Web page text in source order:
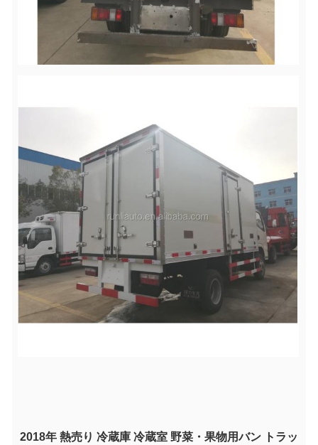
2018年 熱売り 冷蔵庫 冷蔵室 野菜・果物用バン トラッ